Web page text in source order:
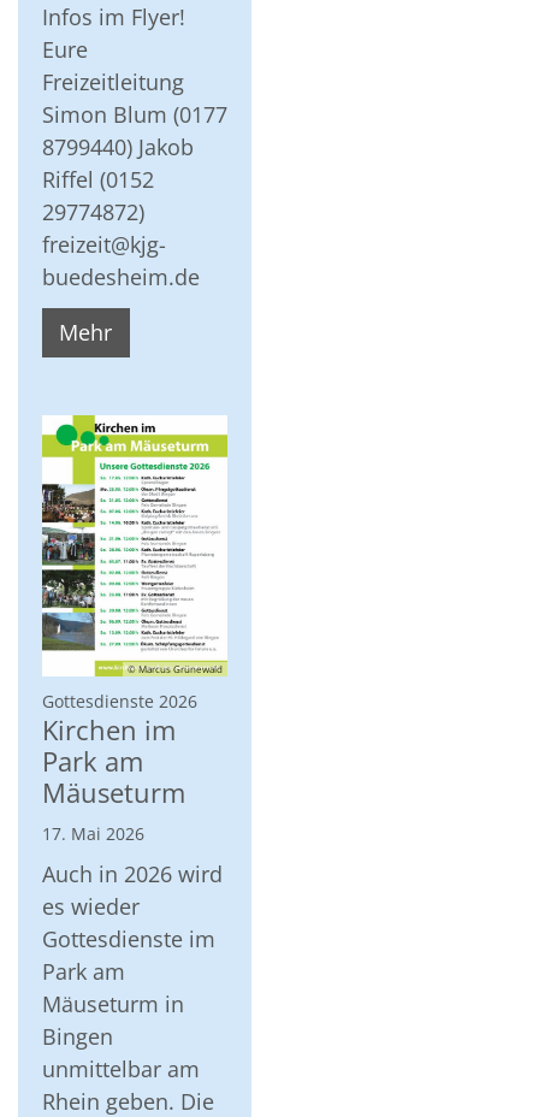
Infos im Flyer!
Eure
Freizeitleitung
Simon Blum (0177
8799440) Jakob
Riffel (0152
29774872)
freizeit@kjg-
buedesheim.de
Mehr
© Marcus Grünewald
Gottesdienste 2026:
Kirchen im
Park am
Mäuseturm
17. Mai 2026
Auch in 2026 wird
es wieder
Gottesdienste im
Park am
Mäuseturm in
Bingen
unmittelbar am
Rhein geben. Die